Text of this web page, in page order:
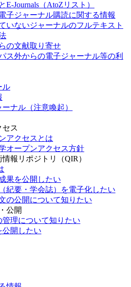
E-Journals（AtoZリスト）
子ジャーナル購読に関する情報
いないジャーナルのフルテキスト
の文献取り寄せ
ス外からの電子ジャーナル等の利
ル
ナル（注意喚起）
セス
アクセスとは
オープンアクセス方針
報リポジトリ（QIR）
果を公開したい
紀要・学会誌）を電子化したい
の公開について知りたい
公開
理について知りたい
公開したい